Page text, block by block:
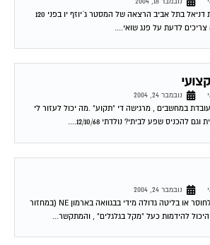
לדעת על פנג שואי....
נובמבר 24, 2004
מרינה! אני בת 35 , עובדת במחשבים , מרגישה די "תקוע" .מה יכול לעזור לי
שפע לביתי? נולדתי 12/10/68....